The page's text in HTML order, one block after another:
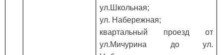
ул.Школьная;
ул. Набережная;
квартальный проезд от
ул.Мичурина до ул.